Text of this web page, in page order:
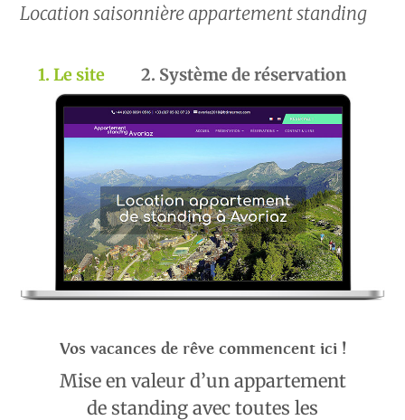
Location saisonnière appartement standing
1. Le site 2. Système de réservation
Vos vacances de rêve commencent ici !
Mise en valeur d’un appartement
de standing avec toutes les